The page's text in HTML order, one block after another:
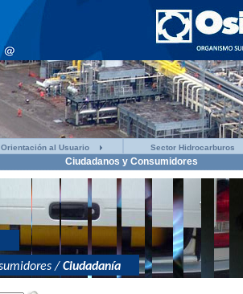
Orientación al Usuario Sector Hidrocarburos
Ciudadanos y Consumidores